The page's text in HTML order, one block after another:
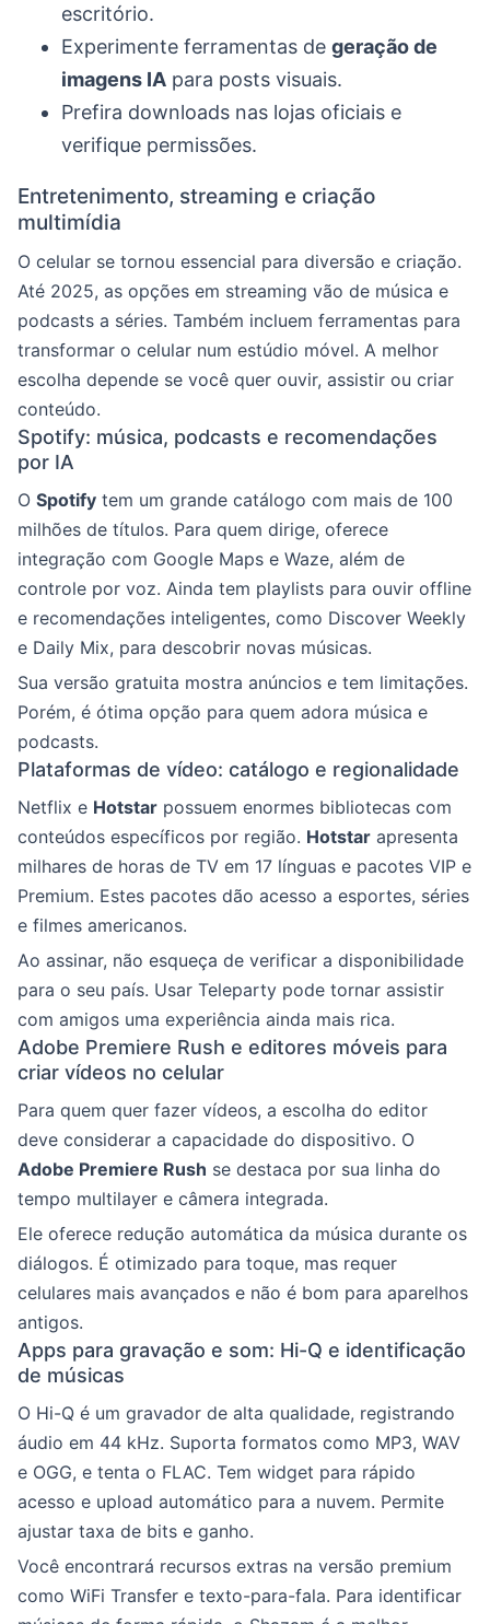
escritório.
Experimente ferramentas de geração de
imagens IA para posts visuais.
Prefira downloads nas lojas oficiais e
verifique permissões.
Entretenimento, streaming e criação
multimídia
O celular se tornou essencial para diversão e criação.
Até 2025, as opções em streaming vão de música e
podcasts a séries. Também incluem ferramentas para
transformar o celular num estúdio móvel. A melhor
escolha depende se você quer ouvir, assistir ou criar
conteúdo.
Spotify: música, podcasts e recomendações
por IA
O Spotify tem um grande catálogo com mais de 100
milhões de títulos. Para quem dirige, oferece
integração com Google Maps e Waze, além de
controle por voz. Ainda tem playlists para ouvir offline
e recomendações inteligentes, como Discover Weekly
e Daily Mix, para descobrir novas músicas.
Sua versão gratuita mostra anúncios e tem limitações.
Porém, é ótima opção para quem adora música e
podcasts.
Plataformas de vídeo: catálogo e regionalidade
Netflix e Hotstar possuem enormes bibliotecas com
conteúdos específicos por região. Hotstar apresenta
milhares de horas de TV em 17 línguas e pacotes VIP e
Premium. Estes pacotes dão acesso a esportes, séries
e filmes americanos.
Ao assinar, não esqueça de verificar a disponibilidade
para o seu país. Usar Teleparty pode tornar assistir
com amigos uma experiência ainda mais rica.
Adobe Premiere Rush e editores móveis para
criar vídeos no celular
Para quem quer fazer vídeos, a escolha do editor
deve considerar a capacidade do dispositivo. O
Adobe Premiere Rush se destaca por sua linha do
tempo multilayer e câmera integrada.
Ele oferece redução automática da música durante os
diálogos. É otimizado para toque, mas requer
celulares mais avançados e não é bom para aparelhos
antigos.
Apps para gravação e som: Hi-Q e identificação
de músicas
O Hi-Q é um gravador de alta qualidade, registrando
áudio em 44 kHz. Suporta formatos como MP3, WAV
e OGG, e tenta o FLAC. Tem widget para rápido
acesso e upload automático para a nuvem. Permite
ajustar taxa de bits e ganho.
Você encontrará recursos extras na versão premium
como WiFi Transfer e texto-para-fala. Para identificar